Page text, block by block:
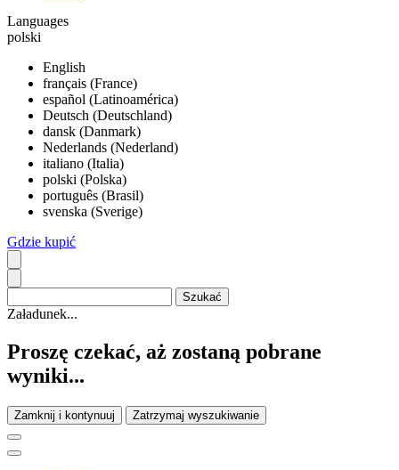
Languages
polski
English
français (France)
español (Latinoamérica)
Deutsch (Deutschland)
dansk (Danmark)
Nederlands (Nederland)
italiano (Italia)
polski (Polska)
português (Brasil)
svenska (Sverige)
Gdzie kupić
Załadunek...
Proszę czekać, aż zostaną pobrane
wyniki...
Zamknij i kontynuuj Zatrzymaj wyszukiwanie